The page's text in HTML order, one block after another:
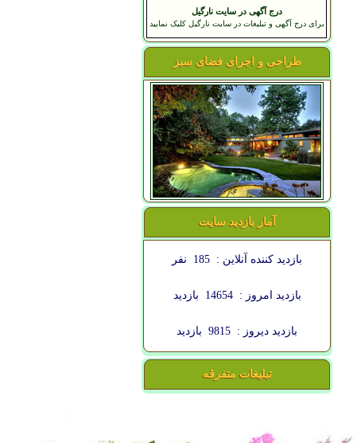
درج آگهی در سایت نارگیل
برای درج آگهی و تبلیغات در سایت نارگیل کلیک نمایید
طراحی و اجرای فضای سبز
آمار بازدید سایت
بازدید کننده آنلاین : 185 نفر
بازدید امروز : 14654 بازدید
بازدید دیروز : 9815 بازدید
تبلیغات متفرقه